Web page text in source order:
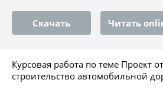
Скачать Читать
Курсовая работа по теме Проект
строительство автомобильной